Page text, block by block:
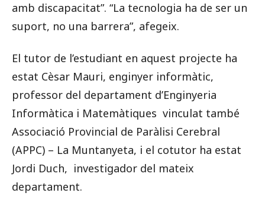
amb discapacitat”. “La tecnologia ha de ser un
suport, no una barrera”, afegeix.
El tutor de l’estudiant en aquest projecte ha
estat Cèsar Mauri, enginyer informàtic,
professor del departament d’Enginyeria
Informàtica i Matemàtiques vinculat també
Associació Provincial de Paràlisi Cerebral
(APPC) – La Muntanyeta, i el cotutor ha estat
Jordi Duch, investigador del mateix
departament.